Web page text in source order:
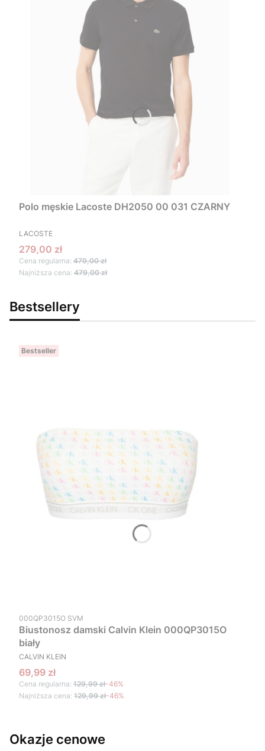
Polo męskie Lacoste DH2050 00 031 CZARNY
PRODUCENT
LACOSTE
Cena promocyjna
279,00 zł
Cena regularna: 479,00 zł
Najniższa cena: 479,00 zł
Bestsellery
Bestseller
Kod produktu
000QP3015O SVM
Biustonosz damski Calvin Klein 000QP3015O
biały
PRODUCENT
CALVIN KLEIN
Cena promocyjna
69,99 zł
Cena regularna: 129,99 zł-46%
Najniższa cena: 129,99 zł-46%
Okazje cenowe